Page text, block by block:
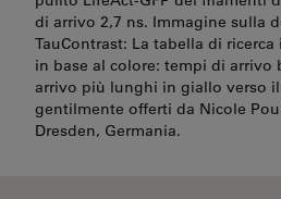
di arrivo 2,7 ns. Immagine sulla
TauContrast: La tabella di
in base al colore: tempi di arrivo
arrivo più lunghi in giallo verso
gentilmente offerti da Nicole
Dresden, Germania.